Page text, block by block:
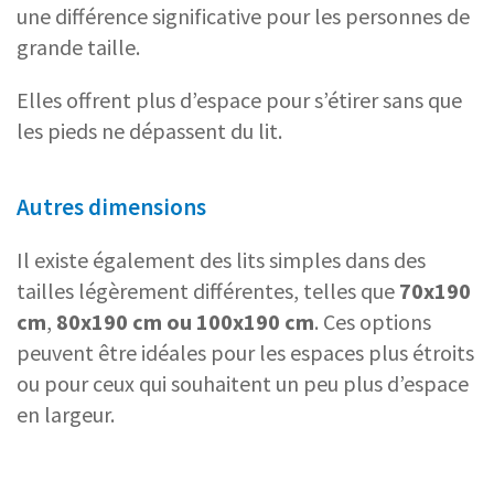
une différence significative pour les personnes de
grande taille.
Elles offrent plus d’espace pour s’étirer sans que
les pieds ne dépassent du lit.
Autres dimensions
Il existe également des lits simples dans des
tailles légèrement différentes, telles que 70x190
cm, 80x190 cm ou 100x190 cm. Ces options
peuvent être idéales pour les espaces plus étroits
ou pour ceux qui souhaitent un peu plus d’espace
en largeur.